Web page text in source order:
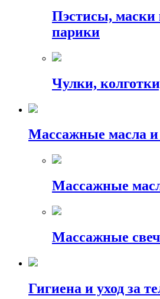
Пэстисы, маски
парики
Чулки,
Массажные масла и
Массажные
Массажные
Гигиена и уход за